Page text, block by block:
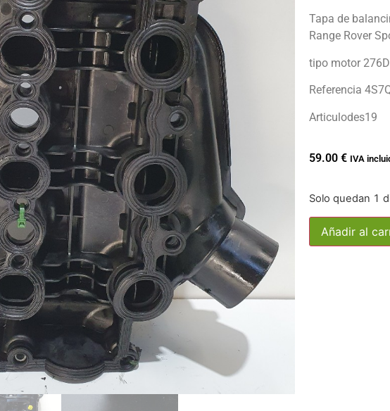
Tapa de
Range Rover
tipo motor
Referencia
Articulodes19
59.00 € IVA
Solo quedan 1
Añadir al